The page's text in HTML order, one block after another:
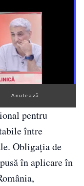
Anulează
pentru
între
Obligația de
în aplicare în